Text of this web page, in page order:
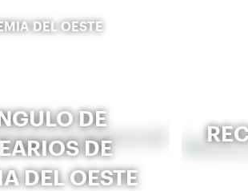
DEL OESTE
DE
DE
DEL OESTE